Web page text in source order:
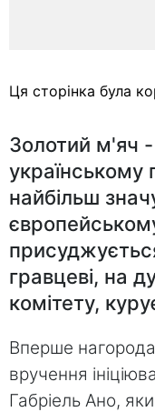
Ця сторінка була
Золотий м'яч -
українському
найбільш
гравцеві, на
комітету,
Вперше
вручення
Габріель Ано,